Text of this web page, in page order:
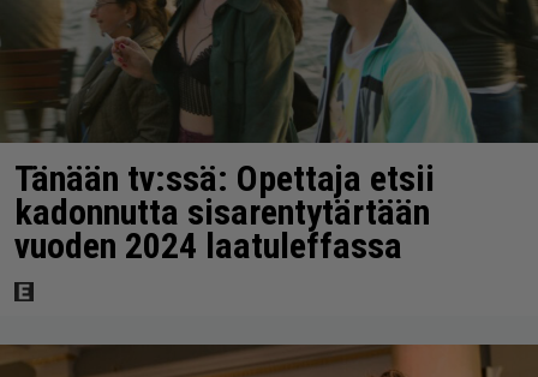
Tänään tv:ssä: Opettaja etsii
kadonnutta sisarentytärtään
vuoden 2024 laatuleffassa